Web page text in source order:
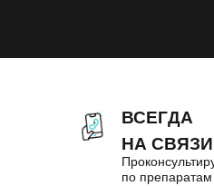
по препаратам
ВСЕГДА
НА СВЯЗИ